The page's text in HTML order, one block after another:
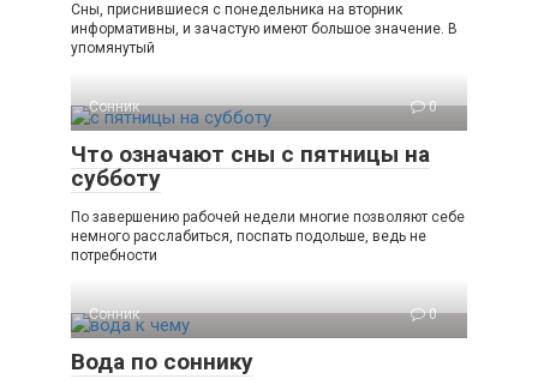
Сны, приснившиеся с понедельника на вторник
информативны, и зачастую имеют большое значение. В
упомянутый
Сонник 0
Что означают сны с пятницы на
субботу
По завершению рабочей недели многие позволяют себе
немного расслабиться, поспать подольше, ведь не
потребности
Сонник 0
Вода по соннику